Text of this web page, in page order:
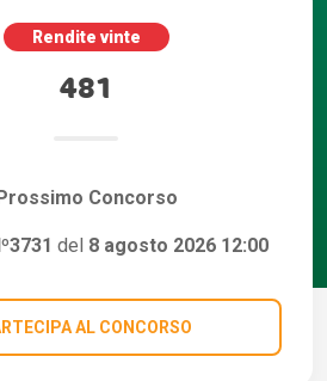
Rendite vinte
481
Concorso
del 8 agosto 2026 12:00
AL CONCORSO